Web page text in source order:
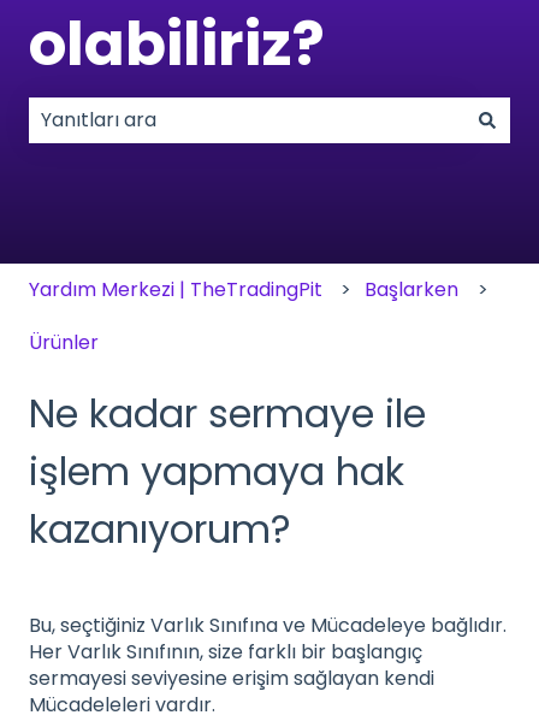
olabiliriz?
Yardım Merkezi | TheTradingPit
Başlarken
Ürünler
Ne kadar sermaye ile
işlem yapmaya hak
kazanıyorum?
Bu, seçtiğiniz Varlık Sınıfına ve Mücadeleye bağlıdır.
Her Varlık Sınıfının, size farklı bir başlangıç
sermayesi seviyesine erişim sağlayan kendi
Mücadeleleri vardır.